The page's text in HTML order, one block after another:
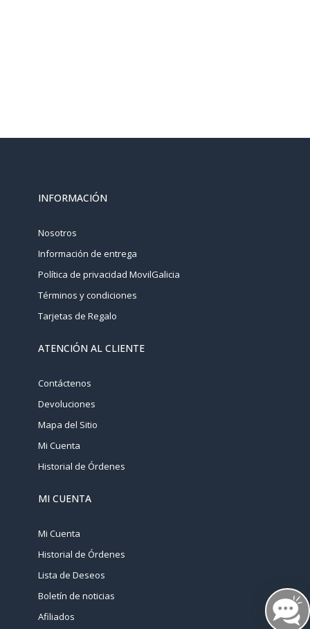
INFORMACIÓN
Nosotros
Información de entrega
Política de privacidad MovilGalicia
Términos y condiciones
Tarjetas de Regalo
ATENCIÓN AL CLIENTE
Contáctenos
Devoluciones
Mapa del Sitio
Mi Cuenta
Historial de Órdenes
MI CUENTA
Mi Cuenta
Historial de Órdenes
Lista de Deseos
Boletín de noticias
Afiliados